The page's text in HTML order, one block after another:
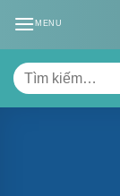
MENU
Tìm
kiếm: